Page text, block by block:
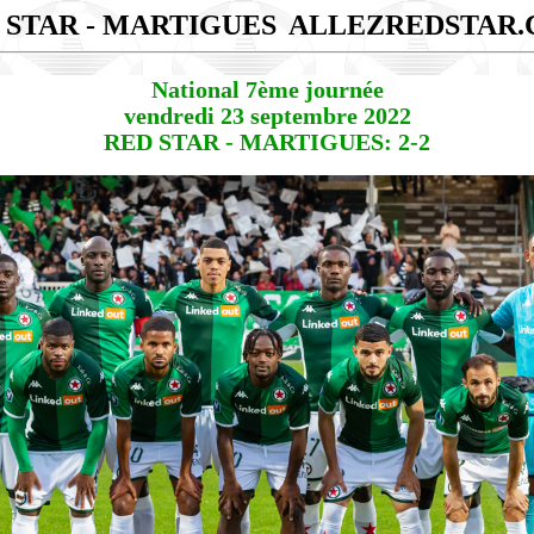
STAR - MARTIGUES
National 7ème journée
vendredi 23 septembre 2022
RED STAR - MARTIGUES: 2-2